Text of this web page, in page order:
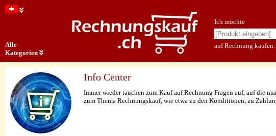
Alle
Kategorien
Ich möchte
auf Rechnung kaufen.
Info Center
Immer wieder tauchen zum Kauf auf Rechnung Fragen auf, auf die
zum Thema Rechnungskauf, wie etwa zu den Konditionen, zu